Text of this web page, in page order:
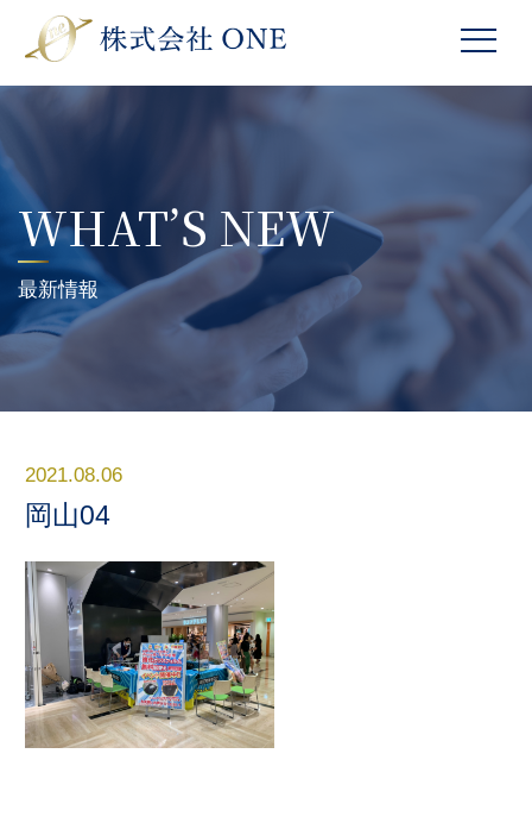
WHAT’S NEW
最新情報
2021.08.06
岡山04